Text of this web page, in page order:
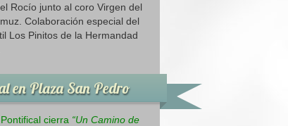
Rocío junto al coro Virgen del
Colaboración especial del
Los Pinitos de la Hermandad
en Plaza San Pedro
cierra “Un Camino de